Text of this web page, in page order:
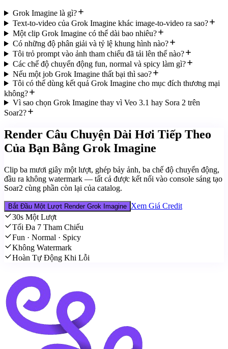
Grok Imagine là gì?
Text-to-video của Grok Imagine khác image-to-video ra sao?
Một clip Grok Imagine có thể dài bao nhiêu?
Có những độ phân giải và tỷ lệ khung hình nào?
Tôi trỏ prompt vào ảnh tham chiếu đã tải lên thế nào?
Các chế độ chuyển động fun, normal và spicy làm gì?
Nếu một job Grok Imagine thất bại thì sao?
Tôi có thể dùng kết quả Grok Imagine cho mục đích thương mại
không?
Vì sao chọn Grok Imagine thay vì Veo 3.1 hay Sora 2 trên
Soar2?
Render Câu Chuyện Dài Hơi Tiếp Theo
Của Bạn Bằng Grok Imagine
Clip ba mươi giây một lượt, ghép bảy ảnh, ba chế độ chuyển động,
đầu ra không watermark — tất cả được kết nối vào console sáng tạo
Soar2 cùng phần còn lại của catalog.
Bắt Đầu Một Lượt Render Grok Imagine Xem Giá Credit
30s Một Lượt
Tối Đa 7 Tham Chiếu
Fun · Normal · Spicy
Không Watermark
Hoàn Tự Động Khi Lỗi